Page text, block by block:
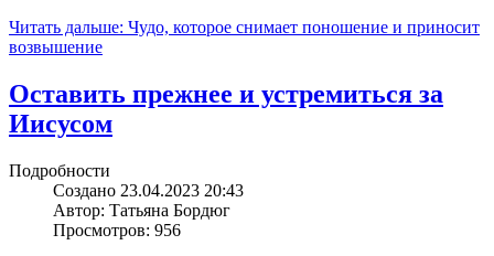
Читать дальше: Чудо, которое снимает поношение и приносит
возвышение
Оставить прежнее и устремиться за
Иисусом
Подробности
Создано 23.04.2023 20:43
Автор: Татьяна Бордюг
Просмотров: 956